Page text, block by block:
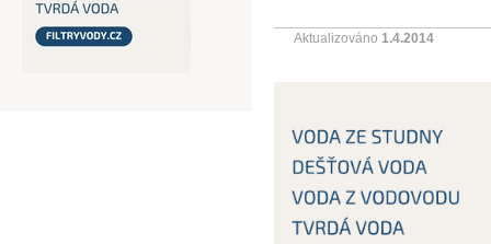
Aktualizováno 1.4.2014